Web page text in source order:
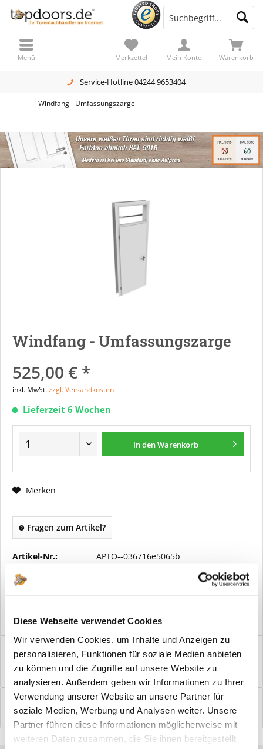
Diese Webseite verwendet Cookies
Wir verwenden Cookies, um Inhalte und Anzeigen zu
personalisieren, Funktionen für soziale Medien anbieten
zu können und die Zugriffe auf unsere Website zu
analysieren. Außerdem geben wir Informationen zu Ihrer
Verwendung unserer Website an unsere Partner für
soziale Medien, Werbung und Analysen weiter. Unsere
Partner führen diese Informationen möglicherweise mit
weiteren Daten zusammen, die Sie ihnen bereitgestellt
Service-Hotline 04244 9653404
Warenkorb
Merkzettel Mein Konto
Menü
Windfang - Umfassungszarge
Windfang - Umfassungszarge
525,00 € *
inkl. MwSt.zzgl. Versandkosten
Lieferzeit 6 Wochen
In denWarenkorb
Merken
Fragen zum Artikel?
Artikel-Nr.: APTO--036716e5065b
Vorteile
Windfangelemente online am Bildschirm konfigurieren und
einbaufertig bestellen. In wenigen...
Bewertungen
0
Bewertungen lesen, schreiben und diskutieren...mehr